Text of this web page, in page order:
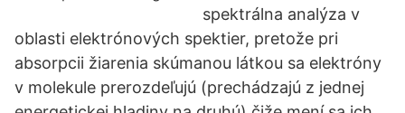
spektrálna analýza v
oblasti elektrónových spektier, pretože pri
absorpcii žiarenia skúmanou látkou sa elektróny
v molekule prerozdeľujú (prechádzajú z jednej